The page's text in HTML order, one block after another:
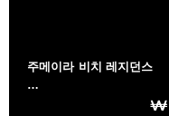
주메이라 비치 레지던스
…
₩